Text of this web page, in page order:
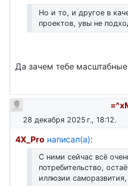
Но и то, и другое в
проектов, увы не
Да зачем тебе
28 декабря 2025 г., 18:12.
4X_Pro написал(а):
С ними сейчас всё
потребительство,
иллюзии